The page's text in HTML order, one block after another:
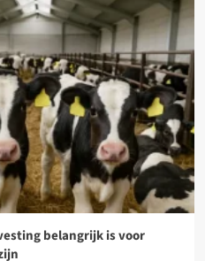
belangrijk is voor